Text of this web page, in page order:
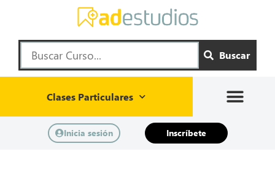
Buscar
Clases Particulares
Inicia sesión Inscríbete